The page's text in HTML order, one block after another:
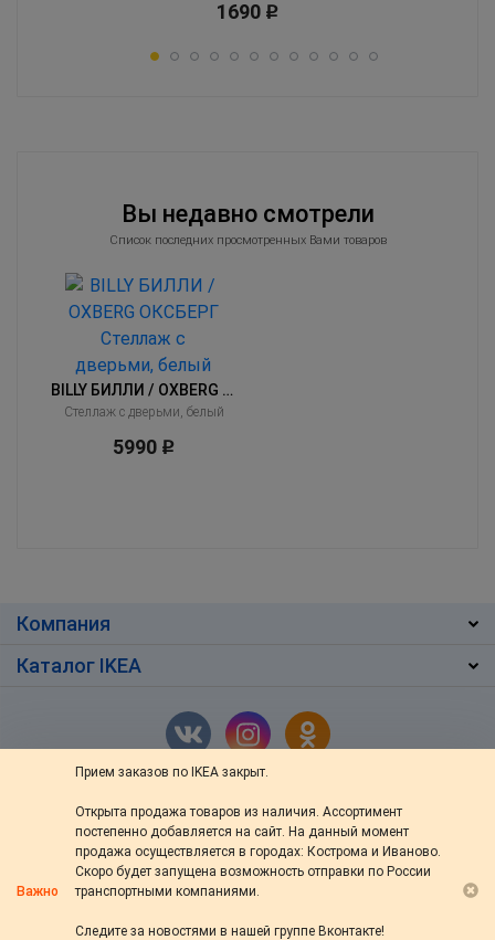
Важно
Прием заказов по IKEA закрыт.
Открыта продажа товаров из наличия. Ассортимент
постепенно добавляется на сайт. На данный момент
продажа осуществляется в городах: Кострома и Иваново.
Скоро будет запущена возможность отправки по России
транспортными компаниями.
Следите за новостями в нашей группе Вконтакте!
1690 Р
Вы недавно смотрели
Список последних просмотренных Вами товаров
BILLY БИЛЛИ / OXBERG ОКСБЕРГ
Стеллаж с дверьми, белый
5990 Р
Компания
Каталог IKEA
г. Кострома,ул. Ив.Сусанина 48/76
+7 (4942) 46-13-64
пн — вс: с 10:00 до 20:00